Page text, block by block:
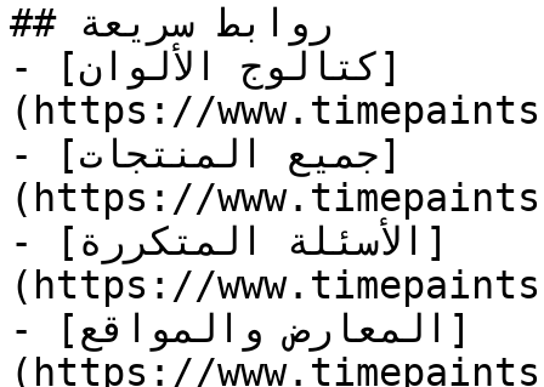
## روابط سريعة
- [كتالوج الألوان]
(https://
- [جميع المنتجات]
(https://
- [الأسئلة المتكررة]
(https://
- [المعارض والمواقع]
(https://